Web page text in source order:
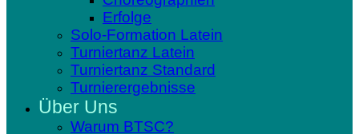
Erfolge
Solo-Formation Latein
Turniertanz Latein
Turniertanz Standard
Turnierergebnisse
Über Uns
Warum BTSC?